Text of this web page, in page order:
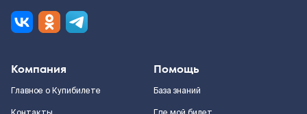
Компания
Главное о Купибилете
Помощь
База знаний